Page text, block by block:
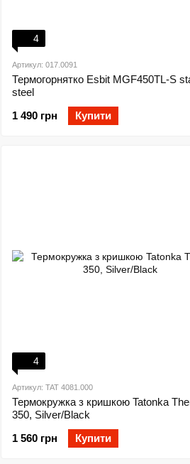
4
Артикул: 017.0091
Термогорнятко Esbit MGF450TL-S
steel
1 490 грн
Купити
4
Артикул: TAT 4081.000
Термокружка з кришкою Tatonka
350, Silver/Black
1 560 грн
Купити